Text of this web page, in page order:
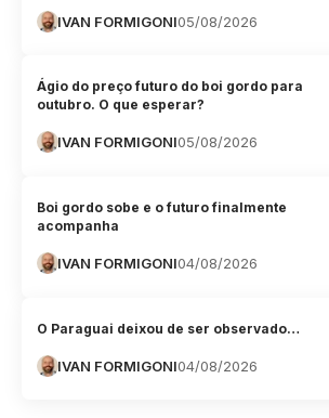
IVAN FORMIGONI05/08/2026
Ágio do preço futuro do boi gordo para
outubro. O que esperar?
IVAN FORMIGONI05/08/2026
Boi gordo sobe e o futuro finalmente
acompanha
IVAN FORMIGONI04/08/2026
O Paraguai deixou de ser observado…
IVAN FORMIGONI04/08/2026